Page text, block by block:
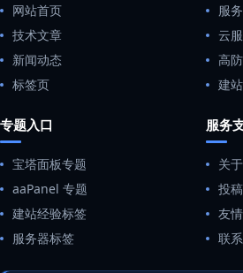
网站首页
技术文章
新闻动态
标签页
服
云
高
建
专题入口
宝塔面板专题
aaPanel 专题
建站经验标签
服务器标签
服务
关
投
友
联